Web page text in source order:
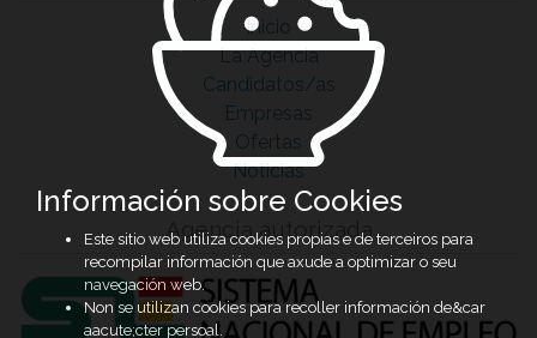
Inicio
La Agencia
Candidatos/as
Empresas
Ofertas
Noticias
Agencia autorizada
Información sobre Cookies
Este sitio web utiliza cookies propias e de terceiros para
recompilar información que axude a optimizar o seu
navegación web.
Non se utilizan cookies para recoller información de&car
aacute;cter persoal.